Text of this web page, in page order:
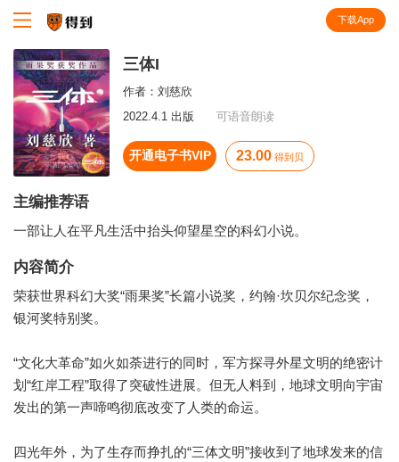
下载App
三体I
作者： 刘慈欣
2022.4.1 出版
可语音朗读
开通电子书VIP 23.00 得到贝
主编推荐语
一部让人在平凡生活中抬头仰望星空的科幻小说。
内容简介
荣获世界科幻大奖“雨果奖”长篇小说奖，约翰·坎贝尔纪念奖，
银河奖特别奖。
“文化大革命”如火如荼进行的同时，军方探寻外星文明的绝密计
划“红岸工程”取得了突破性进展。但无人料到，地球文明向宇宙
发出的第一声啼鸣彻底改变了人类的命运。
四光年外，为了生存而挣扎的“三体文明”接收到了地球发来的信